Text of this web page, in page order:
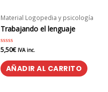
Material Logopedia y psicología
Trabajando el lenguaje
Valorado
en
de
5
5,50€ IVA inc.
AÑADIR AL CARRITO